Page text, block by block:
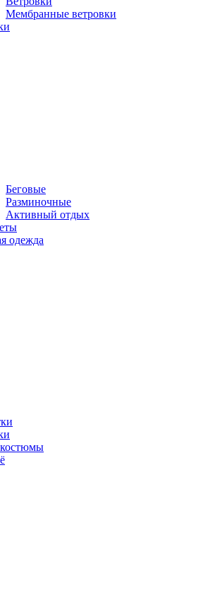
Мембранные ветровки
Беговые
Разминочные
Активный отдых
одежда